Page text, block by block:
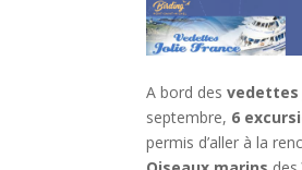
A bord desvedettes
septembre, 6
permis d’aller à la